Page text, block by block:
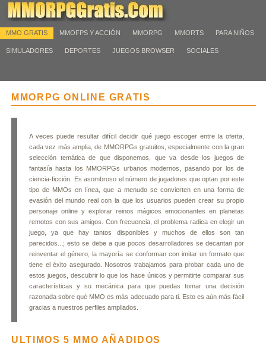
MMO GRATIS MMOFPS Y ACCIÓN MMORPG MMORTS PARA NIÑOS
SIMULADORES DEPORTES JUEGOS BROWSER SOCIALES
MMORPG ONLINE GRATIS
A veces puede resultar difícil decidir qué juego escoger entre la oferta,
cada vez más amplia, de MMORPGs gratuitos, especialmente con la gran
selección temática de que disponemos, que va desde los juegos de
fantasía hasta los MMORPGs urbanos modernos, pasando por los de
ciencia-ficción. Es asombroso el número de jugadores que optan por este
tipo de MMOs en línea, que a menudo se convierten en una forma de
evasión del mundo real con la que los usuarios pueden crear su propio
personaje online y explorar reinos mágicos emocionantes en planetas
remotos con sus amigos. Con frecuencia, el problema radica en elegir un
juego, ya que hay tantos disponibles y muchos de ellos son tan
parecidos...; esto se debe a que pocos desarrolladores se decantan por
reinventar el género, la mayoría se conforman con imitar un formato que
tiene el éxito asegurado. Nosotros trabajamos para probar cada uno de
estos juegos, descubrir lo que los hace únicos y permitirte comparar sus
características y su mecánica para que puedas tomar una decisión
razonada sobre qué MMO es más adecuado para ti. Esto es aún más fácil
gracias a nuestros perfiles ampliados.
ULTIMOS 5 MMO AÑADIDOS